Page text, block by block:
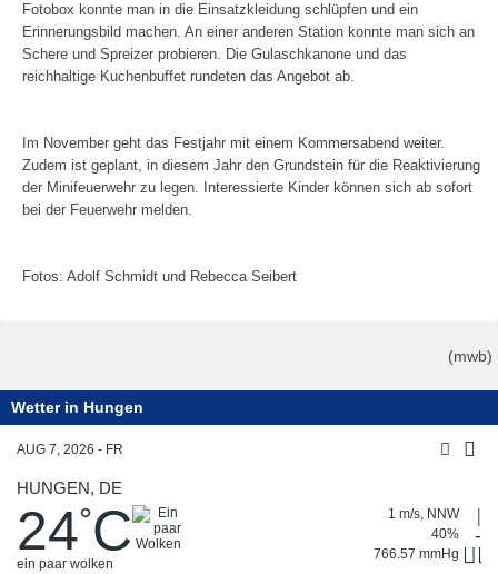
Fotobox konnte man in die Einsatzkleidung schlüpfen und ein
Erinnerungsbild machen. An einer anderen Station konnte man sich an
Schere und Spreizer probieren. Die Gulaschkanone und das
reichhaltige Kuchenbuffet rundeten das Angebot ab.
Im November geht das Festjahr mit einem Kommersabend weiter.
Zudem ist geplant, in diesem Jahr den Grundstein für die Reaktivierung
der Minifeuerwehr zu legen. Interessierte Kinder können sich ab sofort
bei der Feuerwehr melden.
Fotos: Adolf Schmidt und Rebecca Seibert
(mwb)
Wetter in Hungen
AUG 7, 2026 - FR
HUNGEN, DE
24°C
ein paar wolken
1 m/s, NNW
40%
766.57 mmHg